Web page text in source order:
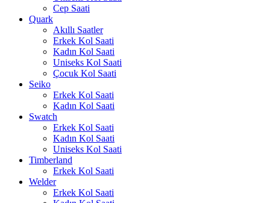
Cep Saati
Quark
Akıllı Saatler
Erkek Kol Saati
Kadın Kol Saati
Uniseks Kol Saati
Çocuk Kol Saati
Seiko
Erkek Kol Saati
Kadın Kol Saati
Swatch
Erkek Kol Saati
Kadın Kol Saati
Uniseks Kol Saati
Timberland
Erkek Kol Saati
Welder
Erkek Kol Saati